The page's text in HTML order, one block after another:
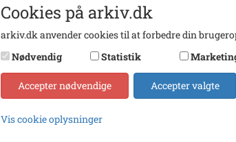
Cookies på arkiv.dk
arkiv.dk anvender cookies til at forbedre din
Nødvendig
Statistik
Accepter nødvendige Accepter valgte
Vis cookie oplysninger